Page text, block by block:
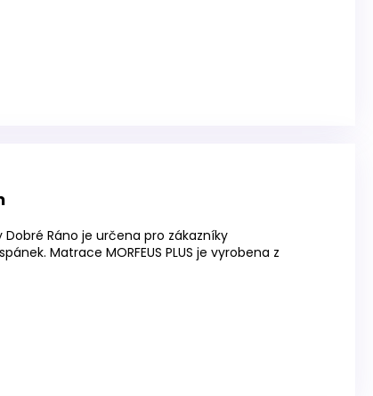
Ráno je určena pro zákazníky
Matrace MORFEUS PLUS je vyrobena z